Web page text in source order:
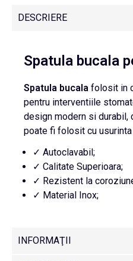
DESCRIERE
Spatula bucala
Spatula bucala folosit in
pentru interventiile
design modern si durabil,
poate fi folosit cu
✓ Autoclavabil;
✓ Calitate Superioara;
✓ Rezistent la
✓ Material Inox;
INFORMAŢII